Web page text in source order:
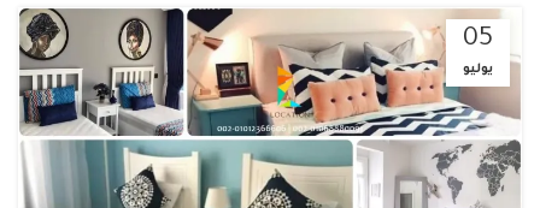
05
يوليو